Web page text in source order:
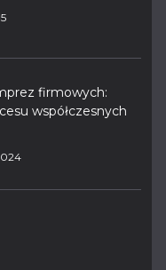
firmowych:
współczesnych